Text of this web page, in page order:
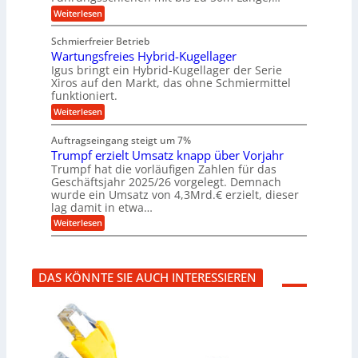
b
u
n
g
e
n
n
e
n
u
b
e
w
e
g
u
n
g
e
v
e
n
d
M
a
s
c
h
i
e
n
b
a
u
r
k
z
e
u
g
k
r
e
i
s
a
u
f
Weiterlesen:
K
g
e
l
s
c
h
i
e
e
n
f
ü
h
r
u
n
g
B
S
e
i
t
Schmierfreier Betrieb
Wartungsfreies Hybrid-Kugellager
Igus bringt ein Hybrid-Kugellager der Serie
Xiros auf den Markt, das ohne Schmiermittel
funktioniert.
Weiterlesen:
W
r
t
u
n
g
s
r
e
s
H
y
i
d
-
Auftragseingang steigt um 7%
Trumpf erzielt Umsatz knapp über Vorjahr
Trumpf hat die vorläufigen Zahlen für das
Geschäftsjahr 2025/26 vorgelegt. Demnach
wurde ein Umsatz von 4,3Mrd.€ erzielt, dieser
lag damit in etwa…
Weiterlesen:
T
m
p
f
z
i
e
DAS KÖNNTE SIE AUCH INTERESSIEREN